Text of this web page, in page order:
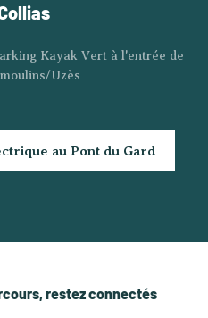
Kayak Vert à l'entrée de
Uzès
au Pont du Gard
restez connectés